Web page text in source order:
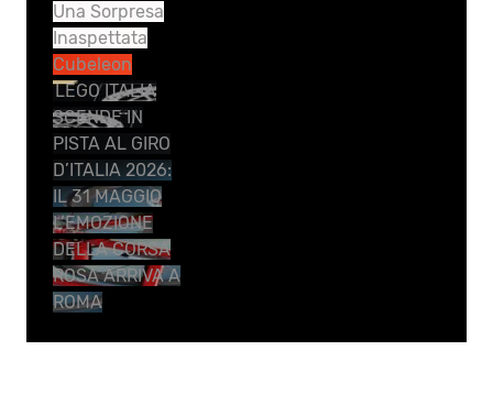
Una Sorpresa
Inaspettata
Cubeleon
LEGO ITALIA
SCENDE IN
PISTA AL GIRO
D’ITALIA 2026:
IL 31 MAGGIO
L’EMOZIONE
DELLA CORSA
ROSA ARRIVA A
ROMA